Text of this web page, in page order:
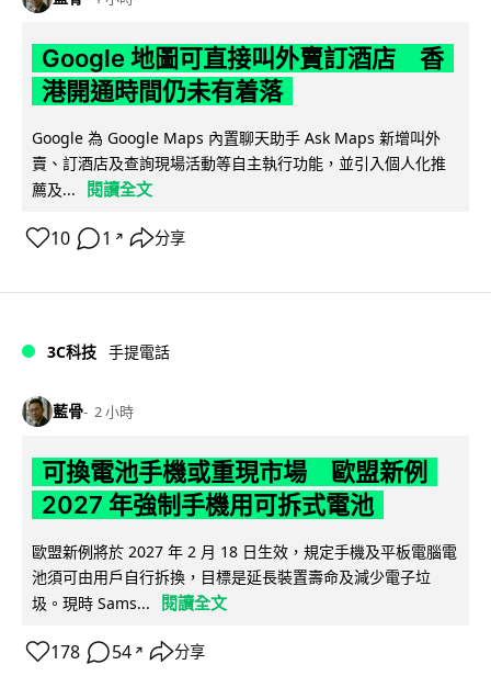
Google 地圖可直接叫外賣訂酒店 香
港開通時間仍未有着落
Google 為 Google Maps 內置聊天助手 Ask Maps 新增叫外
賣、訂酒店及查詢現場活動等自主執行功能，並引入個人化推
薦及...
閱讀全文
10 1 ↗ 分享
3C科技 手提電話
藍骨 2 小時
可換電池手機或重現市場 歐盟新例
2027 年強制手機用可拆式電池
歐盟新例將於 2027 年 2 月 18 日生效，規定手機及平板電腦電
池須可由用戶自行拆換，目標是延長裝置壽命及減少電子垃
圾。現時 Sams...
閱讀全文
178 54 ↗ 分享